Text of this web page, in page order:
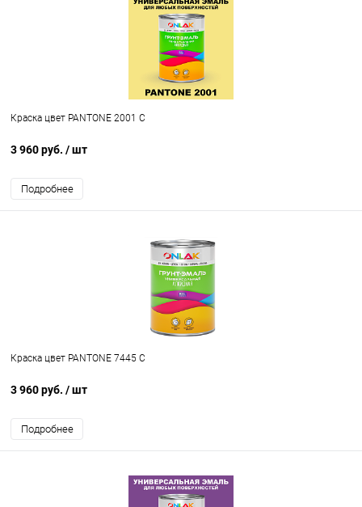
Краска цвет PANTONE 2001 C
3 960 руб. / шт
Подробнее
Краска цвет PANTONE 7445 C
3 960 руб. / шт
Подробнее